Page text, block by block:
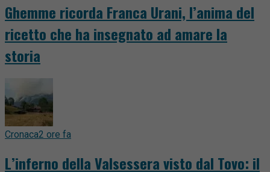
Ghemme ricorda Franca Urani, l’anima del
ricetto che ha insegnato ad amare la
storia
Cronaca2 ore fa
L’inferno della Valsessera visto dal Tovo: il